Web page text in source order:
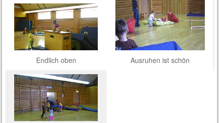
Endlich oben Ausruhen ist schön